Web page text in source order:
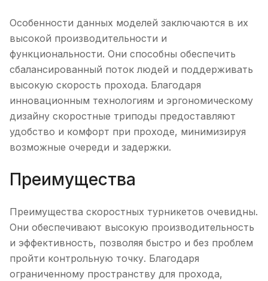
Особенности данных моделей заключаются в их
высокой производительности и
функциональности. Они способны обеспечить
сбалансированный поток людей и поддерживать
высокую скорость прохода. Благодаря
инновационным технологиям и эргономическому
дизайну скоростные триподы предоставляют
удобство и комфорт при проходе, минимизируя
возможные очереди и задержки.
Преимущества
Преимущества скоростных турникетов очевидны.
Они обеспечивают высокую производительность
и эффективность, позволяя быстро и без проблем
пройти контрольную точку. Благодаря
ограниченному пространству для прохода,